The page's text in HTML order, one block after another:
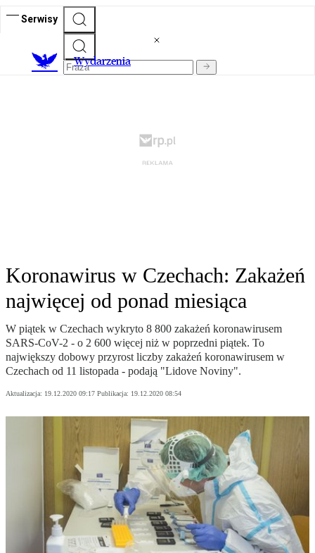
Serwisy
Wydarzenia
Koronawirus w Czechach: Zakażeń
najwięcej od ponad miesiąca
W piątek w Czechach wykryto 8 800 zakażeń koronawirusem
SARS-CoV-2 - o 2 600 więcej niż w poprzedni piątek. To
największy dobowy przyrost liczby zakażeń koronawirusem w
Czechach od 11 listopada - podają "Lidove Noviny".
Aktualizacja: 19.12.2020 09:17 Publikacja: 19.12.2020 08:54